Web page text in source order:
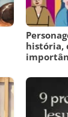
história,